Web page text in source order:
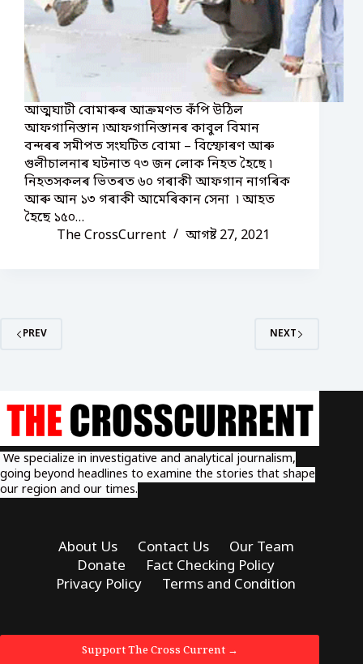
আত্মঘাটী বোমাৰুৰ আক্ৰমণত কঁপি উঠিল
আফগানিস্তান ৷আফগানিস্তানৰ কাবুল বিমান
বন্দৰৰ সমীপত সংঘটিত বোমা – বিস্ফোৰণ আৰু
গুলীচালনাৰ ঘটনাত ৭৩ জন লোক নিহত হৈছে ৷
নিহতসকলৰ ভিতৰত ৬০ গৰাকী আফগান নাগৰিক
আৰু আন ১৩ গৰাকী আমেৰিকান সেনা ৷ আহত
হৈছে ১৫০…
The CrossCurrent
আগষ্ট 27, 2021
PREV NEXT
We specialize in investigative and analytical journalism,
going beyond headlines to examine the stories that shape
our region and our times.
About Us Contact Us
Our Team
Donate
Fact Checking Policy
Privacy Policy
Terms and Condition
Support The Cross Current →